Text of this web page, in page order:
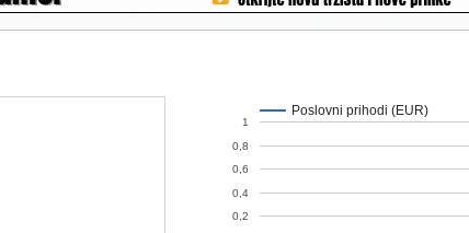
Poslovni prihodi (EUR)
0,2
0,4
0,6
0,8
1